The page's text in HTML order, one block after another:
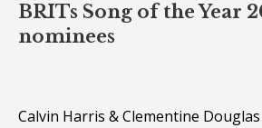
BRITs Song of the Year
nominees
Calvin Harris & Clementine